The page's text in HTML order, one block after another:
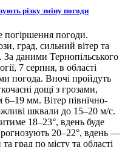
різку зміну погоди
погіршення погоди.
град, сильний вітер та
даними Тернопільського
7 серпня, в області
погода. Вночі пройдуть
дощі з грозами,
6–19 мм. Вітер північно-
шквали до 15–20 м/с.
18–23°, вдень буде
20–22°, вдень —
град по місту та області